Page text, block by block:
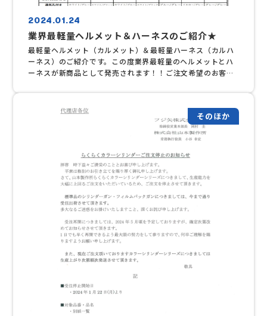
2024.01.24
業界最軽量ヘルメット＆ハーネスのご紹介★
最軽量ヘルメット（カルメット）＆最軽量ハーネス（カルハ
ーネス）のご紹介です。この度業界最軽量のヘルメットとハ
ーネスが新商品として発売されます！！ご注文希望のお客様
お願い致します。ＦＡＸ：０４５－８６４－１３３７ ※弊社
と直接お取引がない方はまずお電話にてご連絡くださいま
せ。ＴＥＬ：０４５－８６４－１３０６
そのほか